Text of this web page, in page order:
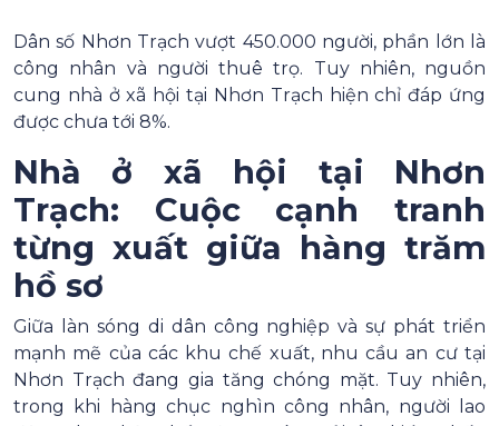
Dân số Nhơn Trạch vượt 450.000 người, phần lớn là
công nhân và người thuê trọ. Tuy nhiên, nguồn
cung nhà ở xã hội tại Nhơn Trạch hiện chỉ đáp ứng
được chưa tới 8%.
Nhà ở xã hội tại Nhơn
Trạch: Cuộc cạnh tranh
từng xuất giữa hàng trăm
hồ sơ
Giữa làn sóng di dân công nghiệp và sự phát triển
mạnh mẽ của các khu chế xuất, nhu cầu an cư tại
Nhơn Trạch đang gia tăng chóng mặt. Tuy nhiên,
trong khi hàng chục nghìn công nhân, người lao